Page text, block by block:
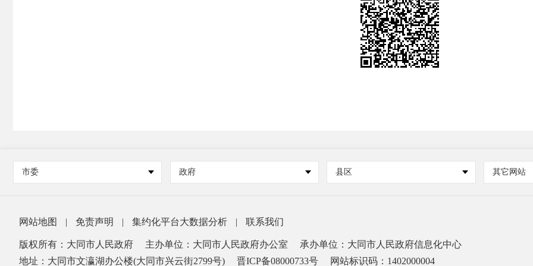
市委 政府 县区 其它网站
网站地图 | 免责声明 | 集约化平台大数据分析 | 联系我们
版权所有：大同市人民政府 主办单位：大同市人民政府办公室
承办单位：大同市人民政府信息化中心
地址：大同市文瀛湖办公楼(大同市兴云街2799号)
晋ICP备08000733号 网站标识码：1402000004